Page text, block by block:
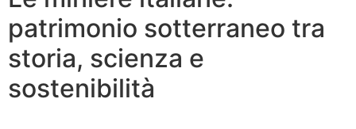
patrimonio sotterraneo tra
storia, scienza e
sostenibilità